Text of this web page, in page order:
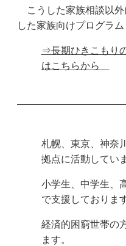
こうした家族相談以外
した家族向けプログラム
⇒長期ひきこもり
はこちらから
札幌、東京、神奈
拠点に活動してい
小学生、中学生、
で支援しております
経済的困窮世帯の
ます。